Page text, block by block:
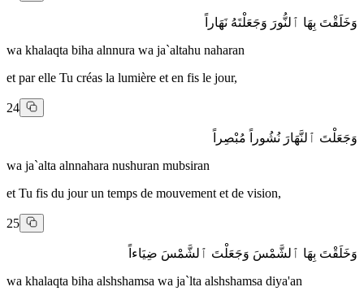
وَخَلَقْتَ بِهَا ٱلنُّورَ وَجَعَلْتَهُ نَهَاراً
wa khalaqta biha alnnura wa ja`altahu naharan
et par elle Tu créas la lumière et en fis le jour,
24
وَجَعَلْتَ ٱلنَّهَارَ نُشُوراً مُبْصِراً
wa ja`alta alnnahara nushuran mubsiran
et Tu fis du jour un temps de mouvement et de vision,
25
وَخَلَقْتَ بِهَا ٱلشَّمْسَ وَجَعَلْتَ ٱلشَّمْسَ ضِيَاءاً
wa khalaqta biha alshshamsa wa ja`lta alshshamsa diya'an